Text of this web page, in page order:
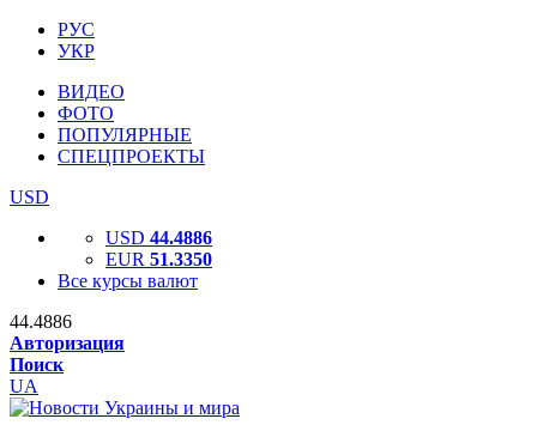
РУС
УКР
ВИДЕО
ФОТО
ПОПУЛЯРНЫЕ
СПЕЦПРОЕКТЫ
USD
USD 44.4886
EUR 51.3350
Все курсы валют
44.4886
Авторизация
Поиск
UA